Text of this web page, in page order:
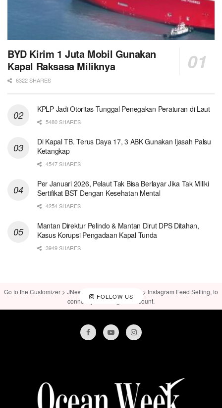
BYD Kirim 1 Juta Mobil Gunakan
Kapal Raksasa Miliknya
6322 SHARES
KPLP Jadi Otoritas Tunggal Penegakan Peraturan di Laut
5480 SHARES
Di Kapal TB. Terus Daya 17, 3 ABK Gunakan Ijasah Palsu
Ketangkap
4547 SHARES
Per Januari 2026, Pelaut Tak Bisa Berlayar Jika Tak Miliki
Sertifikat BST Dengan Kesehatan Mental
4254 SHARES
Mantan Direktur Pelindo & Mantan Dirut DPS Ditahan,
Kasus Korupsi Pengadaan Kapal Tunda
3949 SHARES
FOLLOW US
Go to the Customizer > JNews : Social, Like & View > Instagram Feed Setting, to
connect your Instagram account.